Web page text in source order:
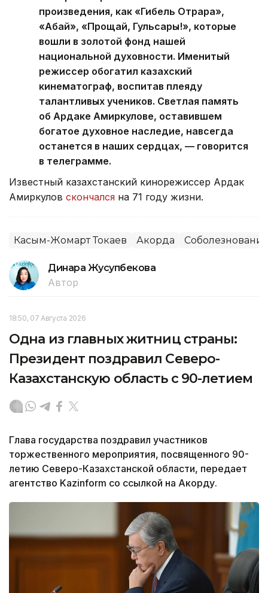
произведения, как «Гибель Отрара»,
«Абай», «Прощай, Гульсары!», которые
вошли в золотой фонд нашей
национальной духовности. Именитый
режиссер обогатил казахский
кинематограф, воспитав плеяду
талантливых учеников. Светлая память
об Ардаке Амиркулове, оставившем
богатое духовное наследие, навсегда
останется в наших сердцах, — говорится
в телеграмме.
Известный казахстанский кинорежиссер Ардак
Амиркулов скончался на 71 году жизни.
Касым-Жомарт Токаев Акорда
Динара Жусупбекова
Автор
18:50, 07 Августа 2026
Одна из главных житниц страны:
Президент поздравил Северо-
Казахстанскую область с 90-летием
Глава государства поздравил участников
торжественного мероприятия, посвященного 90-
летию Северо-Казахстанской области, передает
агентство Kazinform со ссылкой на Акорду.